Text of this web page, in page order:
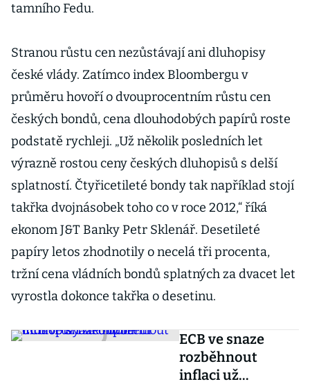
tamního Fedu.
Stranou růstu cen nezůstávají ani dluhopisy
české vlády. Zatímco index Bloombergu v
průměru hovoří o dvouprocentním růstu cen
českých bondů, cena dlouhodobých papírů roste
podstatě rychleji. „Už několik posledních let
výrazně rostou ceny českých dluhopisů s delší
splatností. Čtyřicetileté bondy tak například stojí
takřka dvojnásobek toho co v roce 2012,“ říká
ekonom J&T Banky Petr Sklenář. Desetileté
papíry letos zhodnotily o necelá tři procenta,
tržní cena vládních bondů splatných za dvacet let
vyrostla dokonce takřka o desetinu.
ECB ve snaze
rozběhnout
inflaci už